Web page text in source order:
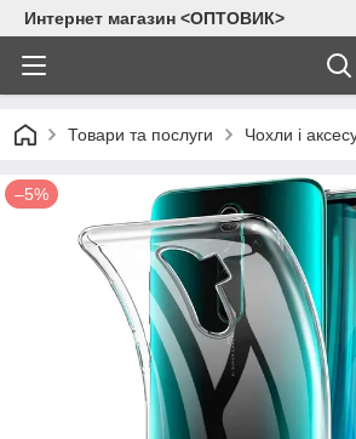
Интернет магазин <ОПТОВИК>
Товари та послуги Чохли і
–5%